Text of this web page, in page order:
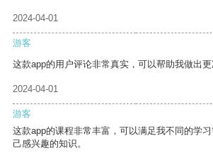
2024-04-01
游客
这款app的用户评论非常真实，可以帮助我做出更
2024-04-01
游客
这款app的课程非常丰富，可以满足我不同的学
己感兴趣的知识。